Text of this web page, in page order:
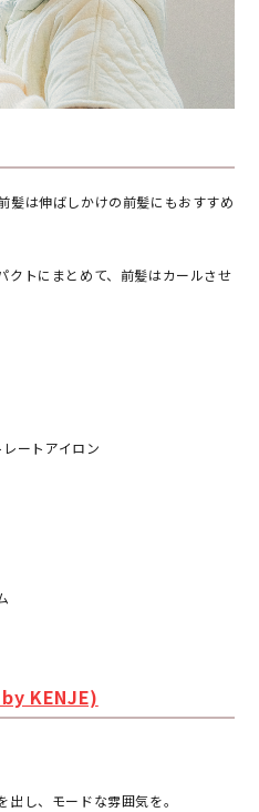
髪は伸ばしかけの前髪にもおすすめ
クトにまとめて、前髪はカールさせ
ートアイロン
KENJE)
し、モードな雰囲気を。